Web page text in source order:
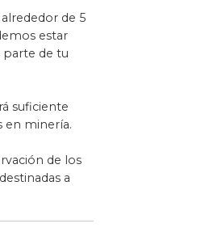
de 5
estar
parte de tu
suficiente
en minería.
de los
a